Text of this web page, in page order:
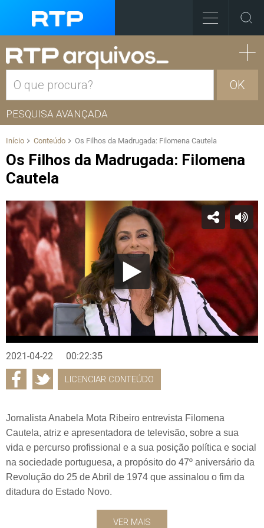
OK
PESQUISA AVANÇADA
Início Conteúdo Os Filhos da Madrugada: Filomena Cautela
Os Filhos da Madrugada: Filomena
Cautela
2021-04-22 00:22:35
LICENCIAR CONTEÚDO
Jornalista Anabela Mota Ribeiro entrevista Filomena
Cautela, atriz e apresentadora de televisão, sobre a sua
vida e percurso profissional e a sua posição política e social
na sociedade portuguesa, a propósito do 47º aniversário da
Revolução do 25 de Abril de 1974 que assinalou o fim da
ditadura do Estado Novo.
VER MAIS